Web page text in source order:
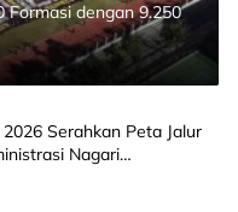
Formasi dengan 9.250
Serahkan Peta Jalur
Nagari